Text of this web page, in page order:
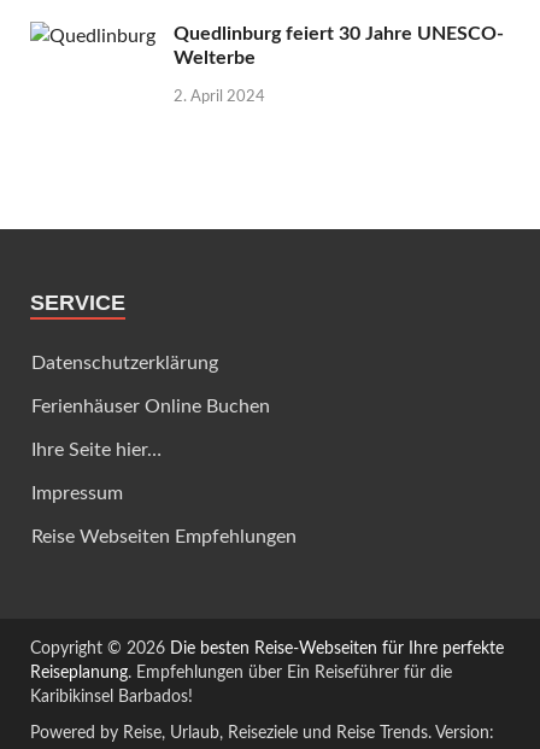
Quedlinburg feiert 30 Jahre UNESCO-
Welterbe
2. April 2024
SERVICE
Datenschutzerklärung
Ferienhäuser Online Buchen
Ihre Seite hier…
Impressum
Reise Webseiten Empfehlungen
Copyright © 2026 Die besten Reise-Webseiten für Ihre perfekte
Reiseplanung. Empfehlungen über Ein Reiseführer für die
Karibikinsel Barbados!
Powered by Reise, Urlaub, Reiseziele und Reise Trends. Version: